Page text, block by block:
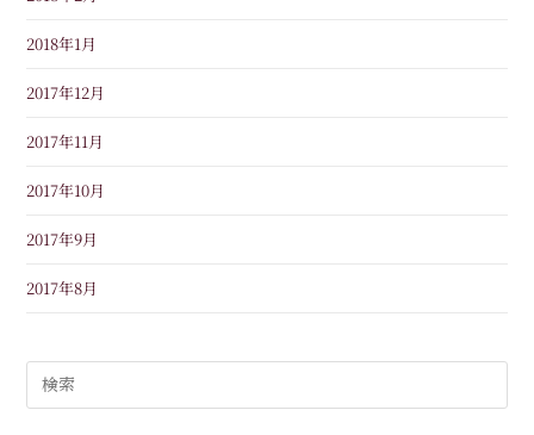
2018年1月
2017年12月
2017年11月
2017年10月
2017年9月
2017年8月